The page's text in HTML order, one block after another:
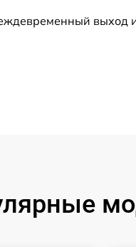
памяти
выход